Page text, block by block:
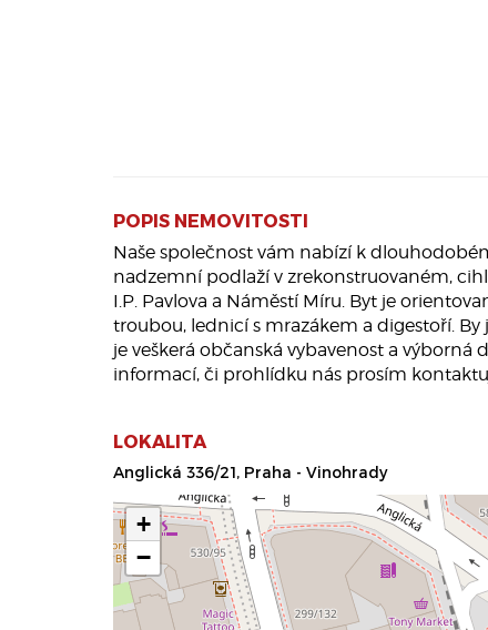
POPIS NEMOVITOSTI
Naše společnost vám nabízí k
nadzemní podlaží v zrekonstruovaném,
I.P. Pavlova a Náměstí Míru. Byt je
troubou, lednicí s mrazákem a digestoří.
je veškerá občanská vybavenost a
informací, či prohlídku nás prosím
LOKALITA
Anglická 336/21, Praha - Vinohrady
+
−